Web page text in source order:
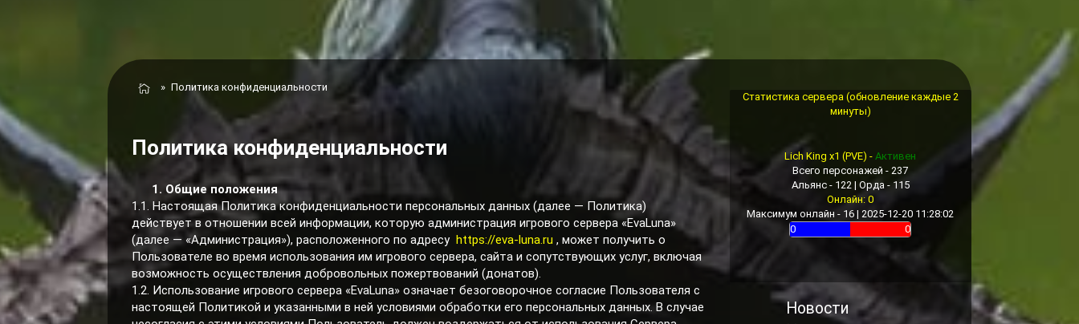
» Политика конфиденциальности
Политика конфиденциальности
1. Общие положения
1.1. Настоящая Политика конфиденциальности персональных данных (далее — Политика)
действует в отношении всей информации, которую администрация игрового сервера «EvaLuna»
(далее — «Администрация»), расположенного по адресу https://eva-luna.ru , может получить о
Пользователе во время использования им игрового сервера, сайта и сопутствующих услуг, включая
возможность осуществления добровольных пожертвований (донатов).
1.2. Использование игрового сервера «EvaLuna» означает безоговорочное согласие Пользователя с
настоящей Политикой и указанными в ней условиями обработки его персональных данных. В случае
Статистика сервера (обновление каждые 2
минуты)
Lich King x1 (PVE) -Активен
Всего персонажей - 237
Альянс - 122 | Орда - 115
Онлайн: 0
Максимум онлайн - 16 | 2025-12-20 11:28:02
0
0
Новости